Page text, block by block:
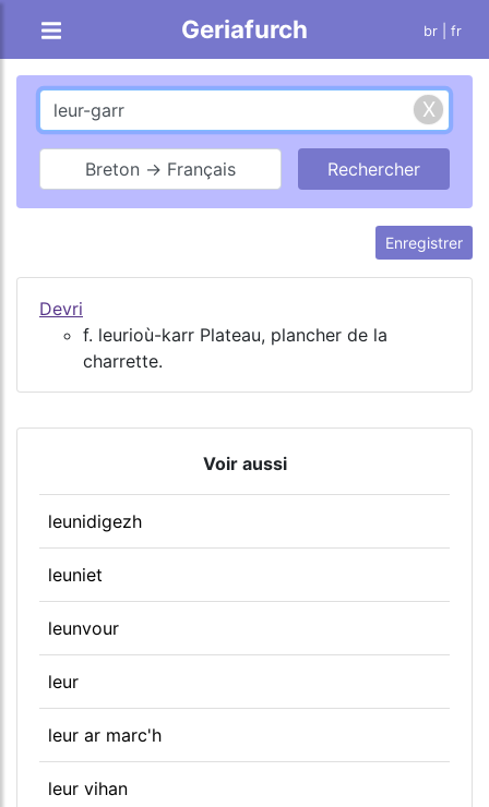
Geriafurch br | fr
Breton → Français
Enregistrer
Devri
f. leurioù-karr Plateau, plancher de la
charrette.
Voir aussi
leunidigezh
leuniet
leunvour
leur
leur ar marc'h
leur vihan